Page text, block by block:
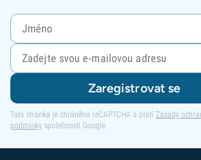
Zaregistrovat se
Tato stránka je chráněna reCAPTCHA a platí Zásady
podmínky společnosti Google.